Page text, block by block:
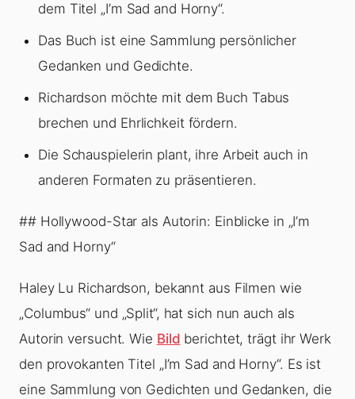
dem Titel „I’m Sad and Horny“.
Das Buch ist eine Sammlung persönlicher
Gedanken und Gedichte.
Richardson möchte mit dem Buch Tabus
brechen und Ehrlichkeit fördern.
Die Schauspielerin plant, ihre Arbeit auch in
anderen Formaten zu präsentieren.
## Hollywood-Star als Autorin: Einblicke in „I’m
Sad and Horny“
Haley Lu Richardson, bekannt aus Filmen wie
„Columbus“ und „Split“, hat sich nun auch als
Autorin versucht. Wie Bild berichtet, trägt ihr Werk
den provokanten Titel „I’m Sad and Horny“. Es ist
eine Sammlung von Gedichten und Gedanken, die